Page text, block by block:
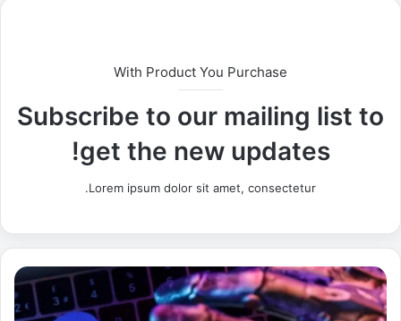
With Product You Purchase
Subscribe to our mailing list to
get the new updates!
Lorem ipsum dolor sit amet, consectetur.
ت
ق
ر